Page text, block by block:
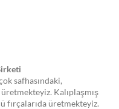
safhasındaki,
Kalıplaşmış
fırçalarıda üretmekteyiz.